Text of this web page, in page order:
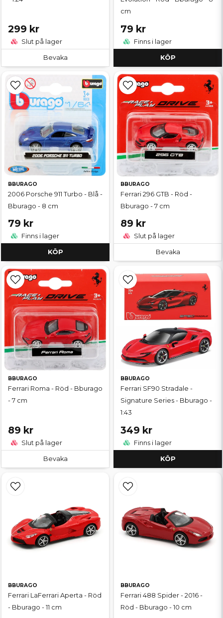
299 kr
Slut på lager
Bevaka
cm
79 kr
Finns i lager
KÖP
BBURAGO
2006 Porsche 911 Turbo - Blå -
Bburago - 8 cm
79 kr
Finns i lager
KÖP
BBURAGO
Ferrari 296 GTB - Röd -
Bburago - 7 cm
89 kr
Slut på lager
Bevaka
BBURAGO
Ferrari Roma - Röd - Bburago
- 7 cm
89 kr
Slut på lager
Bevaka
BBURAGO
Ferrari SF90 Stradale -
Signature Series - Bburago -
1:43
349 kr
Finns i lager
KÖP
BBURAGO
Ferrari LaFerrari Aperta - Röd
- Bburago - 11 cm
BBURAGO
Ferrari 488 Spider - 2016 -
Röd - Bburago - 10 cm